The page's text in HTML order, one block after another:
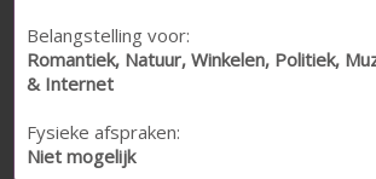
Belangstelling voor:
Romantiek, Natuur, Winkelen, Politiek,
& Internet
Fysieke afspraken:
Niet mogelijk